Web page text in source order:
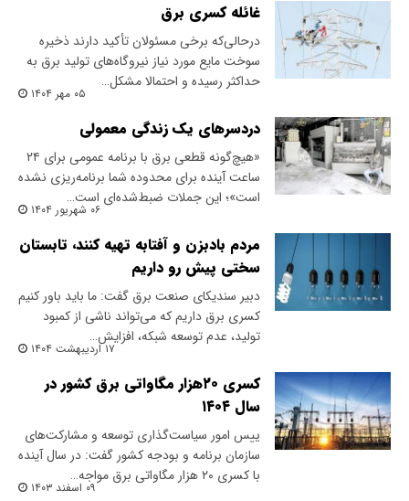
غائله کسری برق
در‌حالی‌که برخی مسئولان تأکید دارند‌ ذخیره
سوخت مایع مورد نیاز نیروگاه‌های تولید برق به
حداکثر رسیده و احتمالا مشکل…
۰۵ مهر ۱۴۰۴
دردسرهای یک زندگی معمولی
«هیچ‌گونه قطعی برق با برنامه عمومی برای ۲۴
ساعت آینده برای محدوده شما برنامه‌ریزی نشده
است»؛ این جملات ضبط‌شده‌ای است…
۰۶ شهریور ۱۴۰۴
مردم بادبزن و آفتابه تهیه کنند، تابستان
سختی پیش رو داریم
دبیر سندیکای صنعت برق گفت: ما باید باور کنیم
کسری برق داریم که می‌تواند ناشی از کمبود
تولید، عدم توسعه شبکه، افزایش…
۱۷ اردیبهشت ۱۴۰۴
کسری ۲۰هزار مگاواتی برق کشور در
سال ۱۴۰۴
ییس امور سیاست‌گذاری توسعه و مشارکت‌های
سازمان برنامه و بودجه کشور گفت: در سال آینده
با کسری ۲۰ هزار مگاواتی برق مواجه…
۰۹ اسفند ۱۴۰۳